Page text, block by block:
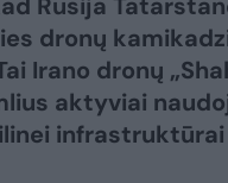
dronų
Irano dronų
aktyviai